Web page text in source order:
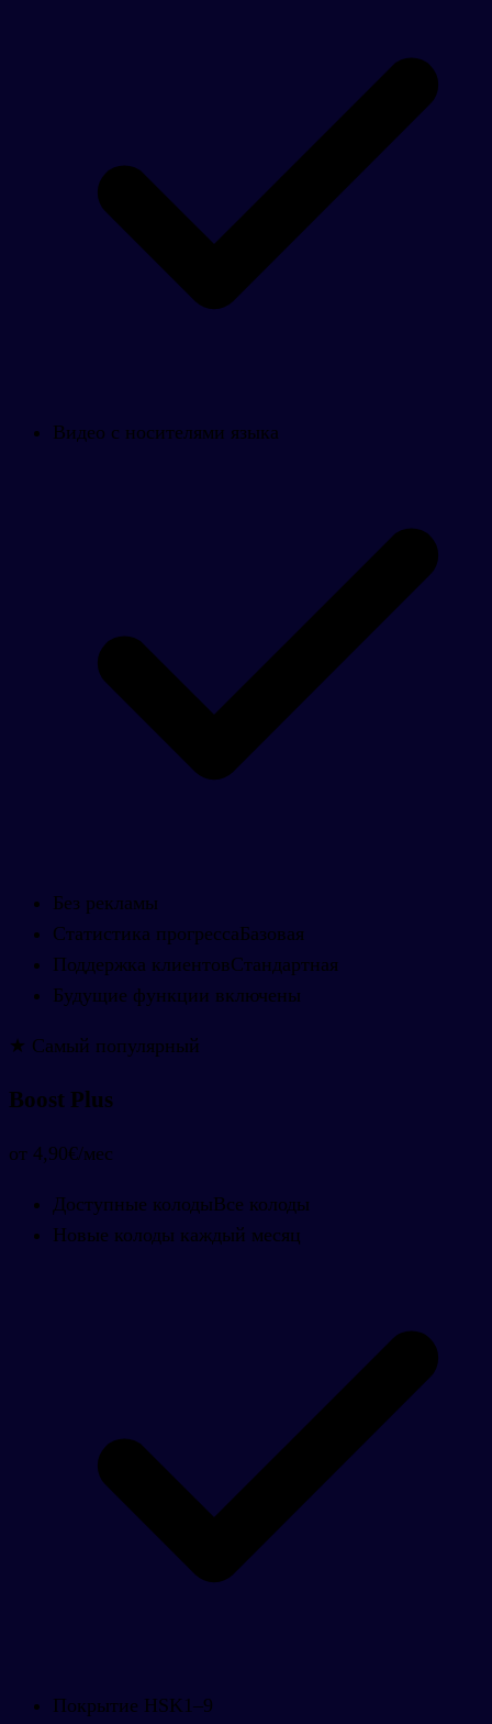
Видео с носителями языка
Без рекламы
Статистика прогрессаБазовая
Поддержка клиентовСтандартная
Будущие функции включены
★ Самый популярный
Boost Plus
от 4,90€/мес
Доступные колодыВсе колоды
Новые колоды каждый месяц
Покрытие HSK1–9